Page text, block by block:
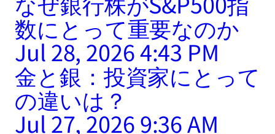
数にとって重要なのか
Jul 28, 2026 4:43 PM
金と銀：投資家にとって
の違いは？
Jul 27, 2026 9:36 AM